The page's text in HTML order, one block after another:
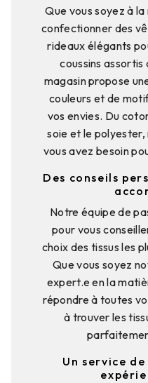
Que vous soyez à
confectionner des
rideaux élégants
coussins
magasin propose
couleurs et de
vos envies. Du
soie et le
vous avez besoin
Des conseils
Notre équipe de
pour vous
choix des tissus les
Que vous soyez
expert.e en la
répondre à toutes
à trouver les
Un service